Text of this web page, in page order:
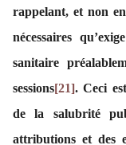
rappelant, et non
nécessaires
sanitaire
sessions[21]. Ceci
de la salubrité
attributions et des